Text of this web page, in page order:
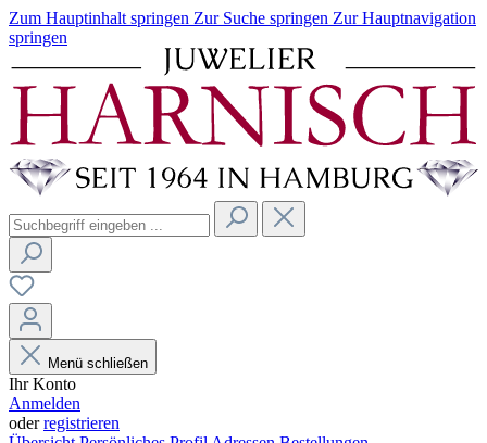
Zum Hauptinhalt springen Zur Suche springen Zur Hauptnavigation
springen
Menü schließen
Ihr Konto
Anmelden
oderregistrieren